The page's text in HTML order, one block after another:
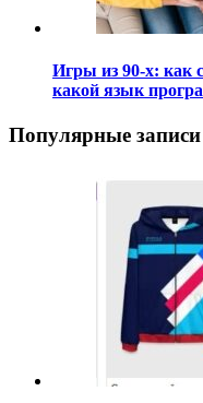
Игры из 90-х: как
какой язык
Популярные записи